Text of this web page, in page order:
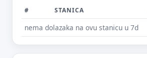
# STANICA
nema dolazaka na ovu stanicu u 7d